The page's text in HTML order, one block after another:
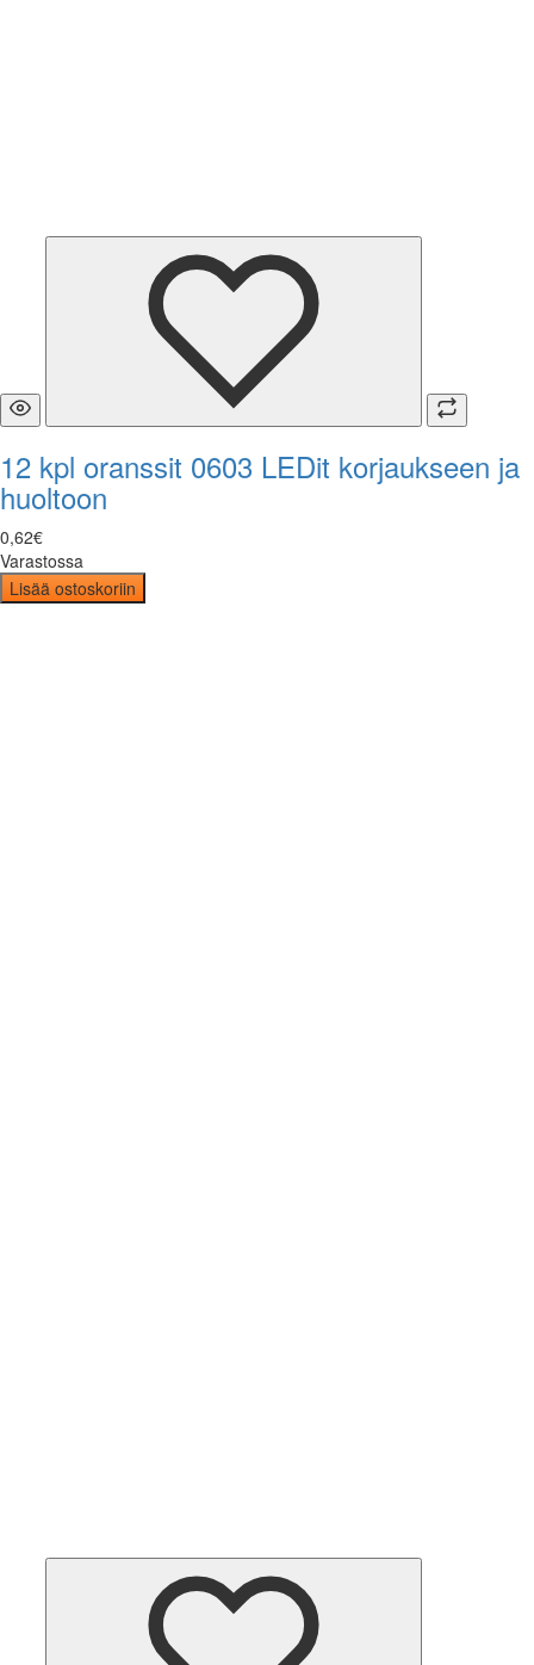
12 kpl oranssit 0603 LEDit korjaukseen ja
huoltoon
0,62€
Varastossa
Lisää ostoskoriin